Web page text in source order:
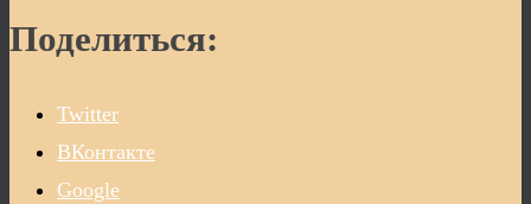
Поделиться:
Twitter
ВКонтакте
Google